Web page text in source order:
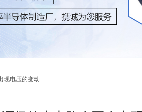
现电压的变动